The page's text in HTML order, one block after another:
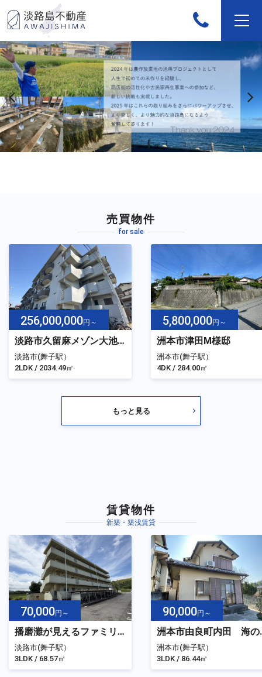
売買物件
for sale
256,000,000円～
淡路市久留麻メゾン大池台
淡路市(舞子駅）
2LDK / 2034.49㎡
5,800,000円～
洲本市津田M様邸
洲本市(舞子駅）
4DK / 284.00㎡
もっと見る
賃貸物件
新築・築浅賃貸
70,000円～
播磨灘が見えるファミリーおすすめ物件
淡路市(舞子駅）
3LDK / 68.57㎡
90,000円～
洲本市由
洲本市(舞子駅）
3LDK / 86.44㎡